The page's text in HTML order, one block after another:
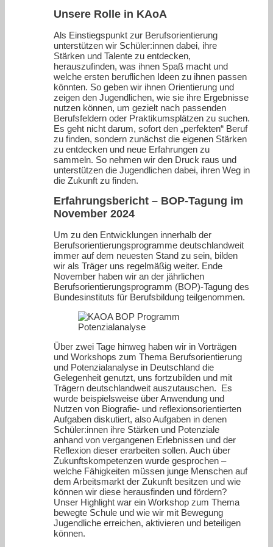
Unsere Rolle in KAoA
Als Einstiegspunkt zur Berufsorientierung
unterstützen wir Schüler:innen dabei, ihre
Stärken und Talente zu entdecken,
herauszufinden, was ihnen Spaß macht und
welche ersten beruflichen Ideen zu ihnen passen
könnten. So geben wir ihnen Orientierung und
zeigen den Jugendlichen, wie sie ihre Ergebnisse
nutzen können, um gezielt nach passenden
Berufsfeldern oder Praktikumsplätzen zu suchen.
Es geht nicht darum, sofort den „perfekten“ Beruf
zu finden, sondern zunächst die eigenen Stärken
zu entdecken und neue Erfahrungen zu
sammeln. So nehmen wir den Druck raus und
unterstützen die Jugendlichen dabei, ihren Weg in
die Zukunft zu finden.
Erfahrungsbericht – BOP-Tagung im
November 2024
Um zu den Entwicklungen innerhalb der
Berufsorientierungsprogramme deutschlandweit
immer auf dem neuesten Stand zu sein, bilden
wir als Träger uns regelmäßig weiter. Ende
November haben wir an der jährlichen
Berufsorientierungsprogramm (BOP)-Tagung des
Bundesinstituts für Berufsbildung teilgenommen.
Über zwei Tage hinweg haben wir in Vorträgen
und Workshops zum Thema Berufsorientierung
und Potenzialanalyse in Deutschland die
Gelegenheit genutzt, uns fortzubilden und mit
Trägern deutschlandweit auszutauschen. Es
wurde beispielsweise über Anwendung und
Nutzen von Biografie- und reflexionsorientierten
Aufgaben diskutiert, also Aufgaben in denen
Schüler:innen ihre Stärken und Potenziale
anhand von vergangenen Erlebnissen und der
Reflexion dieser erarbeiten sollen. Auch über
Zukunftskompetenzen wurde gesprochen –
welche Fähigkeiten müssen junge Menschen auf
dem Arbeitsmarkt der Zukunft besitzen und wie
können wir diese herausfinden und fördern?
Unser Highlight war ein Workshop zum Thema
bewegte Schule und wie wir mit Bewegung
Jugendliche erreichen, aktivieren und beteiligen
können.